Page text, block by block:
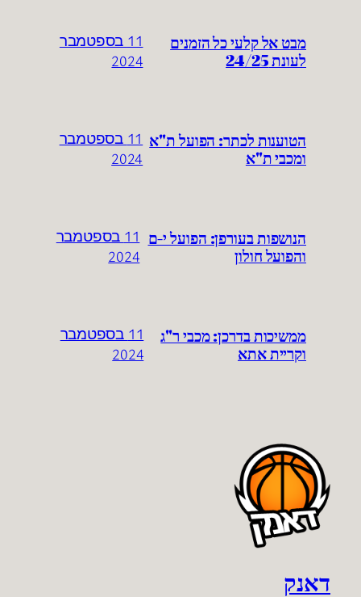
מבט אל קלעי כל הזמנים
לעונת 24/25
11 בספטמבר
2024
הטוענות לכתר: הפועל ת"א
ומכבי ת"א
11 בספטמבר
2024
הנושפות בעורפן: הפועל י-ם
והפועל חולון
11 בספטמבר
2024
ממשיכות בדרכן: מכבי ר"ג
וקריית אתא
11 בספטמבר
2024
דאנק